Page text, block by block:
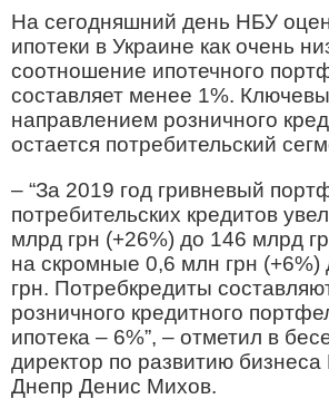
На сегодняшний день НБУ
ипотеки в Украине как очень
соотношение ипотечного
составляет менее 1%.
направлением розничного
остается потребительский
– “За 2019 год гривневый
потребительских кредитов
млрд грн (+26%) до 146 млрд
на скромные 0,6 млн грн
грн. Потребкредиты
розничного кредитного
ипотека – 6%”, – отметил в
директор по развитию бизнеса
Днепр Денис Михов.